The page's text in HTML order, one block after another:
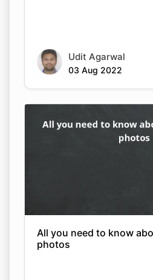
Udit Agarwal
03 Aug 2022
All you need to know
photos